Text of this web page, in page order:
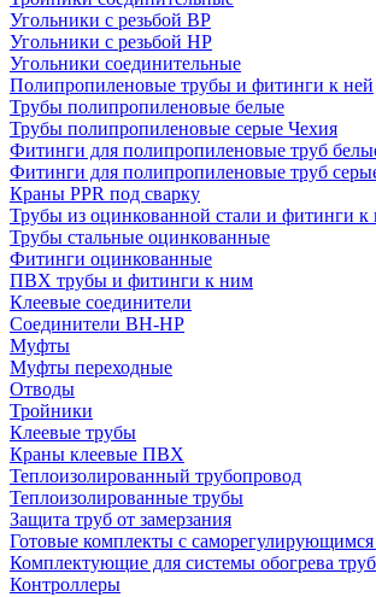
Угольники с резьбой ВР
Угольники с резьбой НР
Угольники соединительные
Полипропиленовые трубы и фитинги к ней
Трубы полипропиленовые белые
Трубы полипропиленовые серые Чехия
Фитинги для полипропиленовые труб
Фитинги для полипропиленовые труб
Краны PPR под сварку
Трубы из оцинкованной стали и фитинги к
Трубы стальные оцинкованные
Фитинги оцинкованные
ПВХ трубы и фитинги к ним
Клеевые соединители
Соединители ВН-НР
Муфты
Муфты переходные
Отводы
Тройники
Клеевые трубы
Краны клеевые ПВХ
Теплоизолированный трубопровод
Теплоизолированные трубы
Защита труб от замерзания
Готовые комплекты с саморегулирующимся
Комплектующие для системы обогрева труб
Контроллеры